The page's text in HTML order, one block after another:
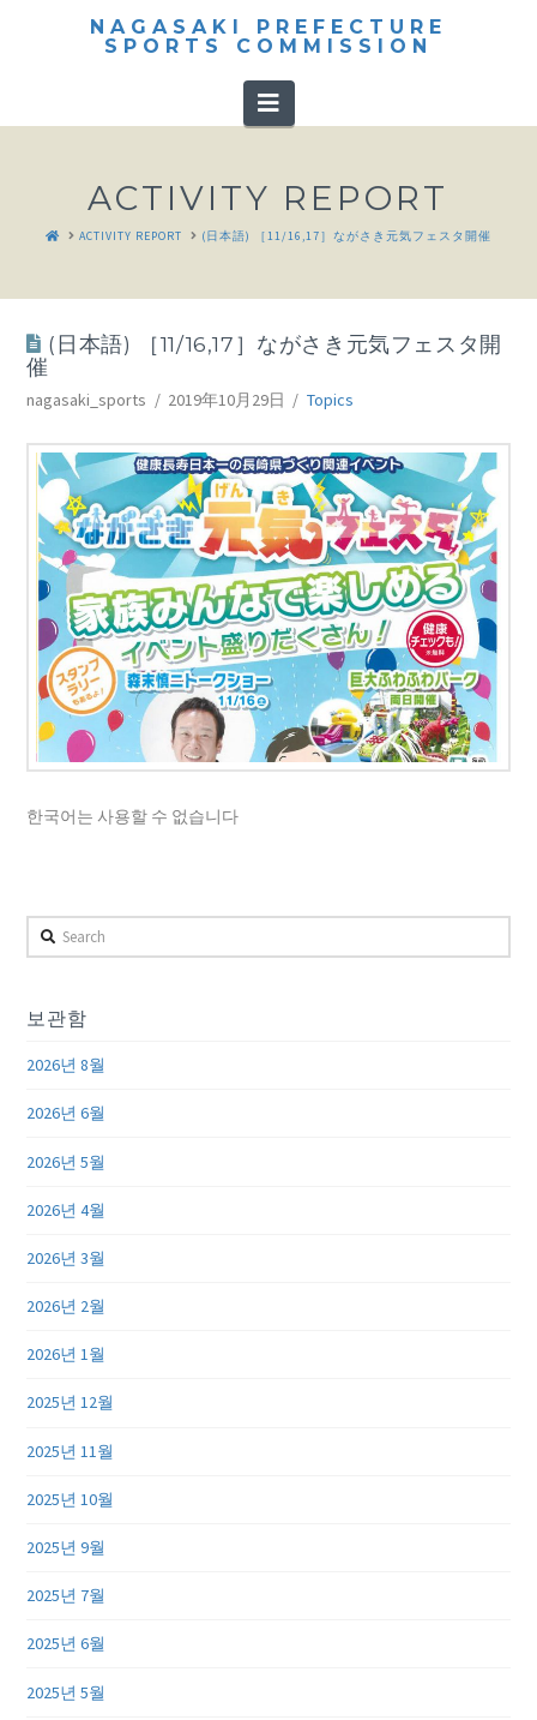
NAGASAKI PREFECTURE
SPORTS COMMISSION
Navigation
ACTIVITY REPORT
HOMEACTIVITY REPORT (日本語) ［11/16,17］ながさき元気フェスタ開催
(日本語) ［11/16,17］ながさき元気フェスタ開
催
nagasaki_sports 2019年10月29日 Topics
한국어는 사용할 수 없습니다
Search
보관함
2026년 8월
2026년 6월
2026년 5월
2026년 4월
2026년 3월
2026년 2월
2026년 1월
2025년 12월
2025년 11월
2025년 10월
2025년 9월
2025년 7월
2025년 6월
2025년 5월